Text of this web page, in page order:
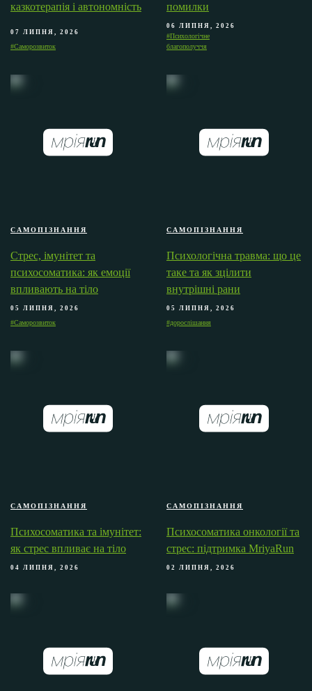
казкотерапія і автономність
07 ЛИПНЯ, 2026
#Саморозвиток
помилки
06 ЛИПНЯ, 2026
#Психологічне
благополуччя
САМОПІЗНАННЯ
Стрес, імунітет та
психосоматика: як емоції
впливають на тіло
05 ЛИПНЯ, 2026
#Саморозвиток
САМОПІЗНАННЯ
Психологічна травма: що це
таке та як зцілити
внутрішні рани
05 ЛИПНЯ, 2026
#дорослішання
САМОПІЗНАННЯ
Психосоматика та імунітет:
як стрес впливає на тіло
04 ЛИПНЯ, 2026
САМОПІЗНАННЯ
Психосоматика онкології та
стрес: підтримка MriyaRun
02 ЛИПНЯ, 2026